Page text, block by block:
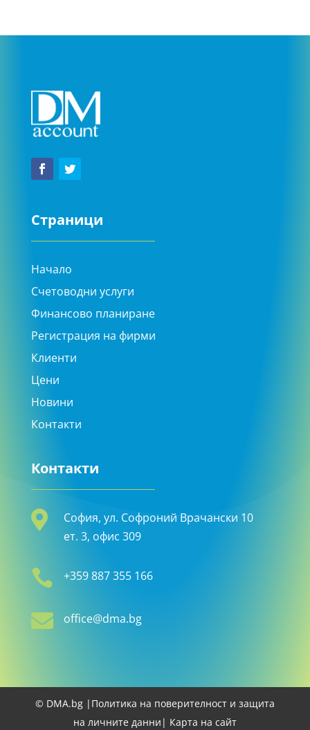
Страници
Начало
Счетоводни услуги
Финансово планиране
Регистрация на фирми
Клиенти
Цени
Новини
Контакти
Контакти

София, ул. Софроний Врачански 10
ет. 3, офис 309
 +359 887 355 166
 office@dma.bg
© DMA.bg | Политика на поверителност и защита
на личните данни | Карта на сайт